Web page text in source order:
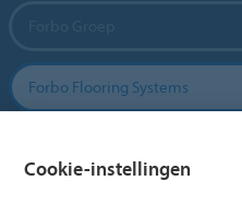
Forbo Flooring Systems
Cookie-instellingen